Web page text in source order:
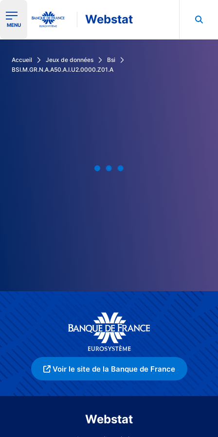
Ouvrir le menu de navigation
MENU Webstat
Accueil Jeux de données
Bsi
BSI.M.GR.N.A.A50.A.I.U2.0000.Z01.A
Voir le site de la Banque de France
Webstat